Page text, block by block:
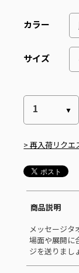
カラー
サイズ
> 再入荷リクエ
商品説明
メッセージタ
場面や展開に
ジを送りまし